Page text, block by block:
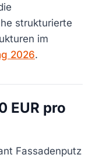
strukturierte
im
2026.
EUR pro
Fassadenputz